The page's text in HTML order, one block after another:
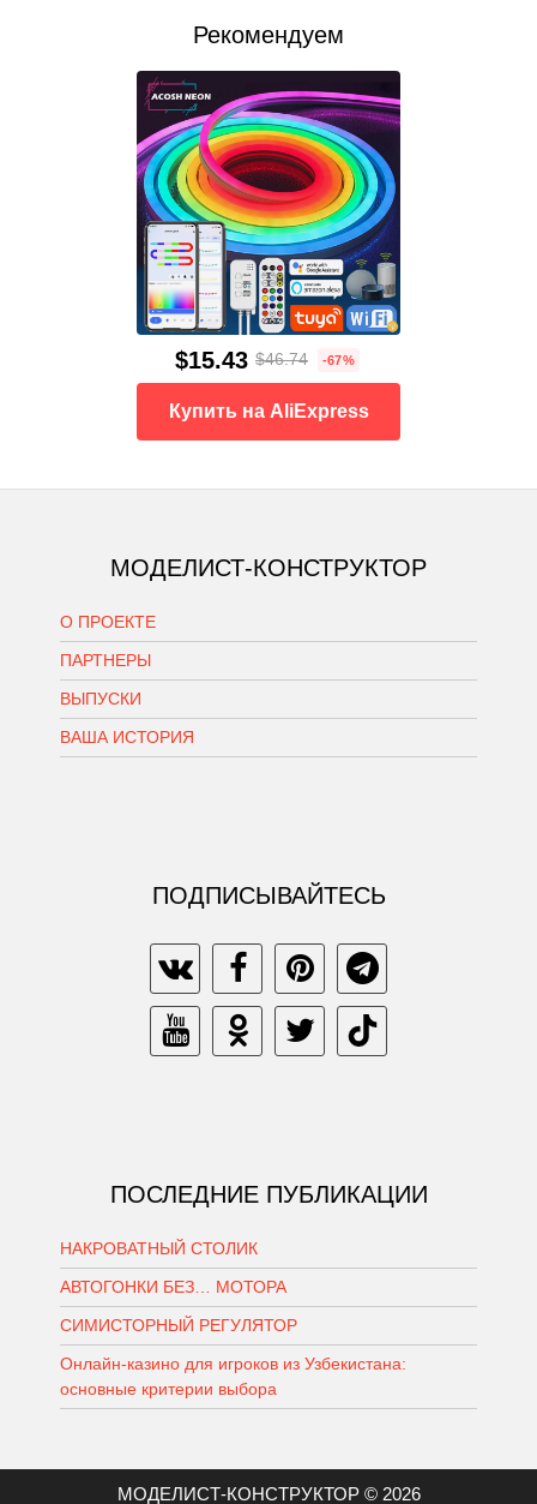
Рекомендуем
$15.43 $46.74 -67%
Купить на AliExpress
МОДЕЛИСТ-КОНСТРУКТОР
О ПРОЕКТЕ
ПАРТНЕРЫ
ВЫПУСКИ
ВАША ИСТОРИЯ
ПОДПИСЫВАЙТЕСЬ
ПОСЛЕДНИЕ ПУБЛИКАЦИИ
НАКРОВАТНЫЙ СТОЛИК
АВТОГОНКИ БЕЗ… МОТОРА
СИМИСТОРНЫЙ РЕГУЛЯТОР
Онлайн-казино для игроков из Узбекистана:
основные критерии выбора
МОДЕЛИСТ-КОНСТРУКТОР © 2026